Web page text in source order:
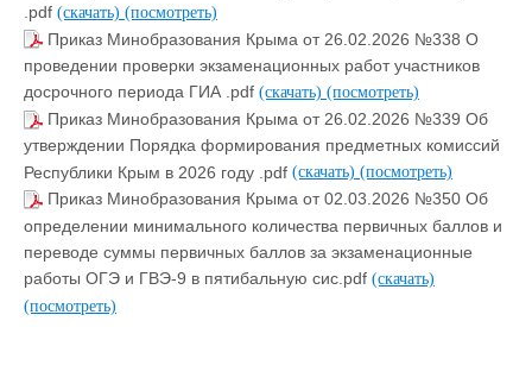
.pdf (скачать) (посмотреть)
Приказ Минобразования Крыма от 26.02.2026 №338 О
проведении проверки экзаменационных работ участников
досрочного периода ГИА .pdf (скачать) (посмотреть)
Приказ Минобразования Крыма от 26.02.2026 №339 Об
утверждении Порядка формирования предметных комиссий
Республики Крым в 2026 году .pdf (скачать) (посмотреть)
Приказ Минобразования Крыма от 02.03.2026 №350 Об
определении минимального количества первичных баллов и
переводе суммы первичных баллов за экзаменационные
работы ОГЭ и ГВЭ-9 в пятибальную сис.pdf (скачать)
(посмотреть)